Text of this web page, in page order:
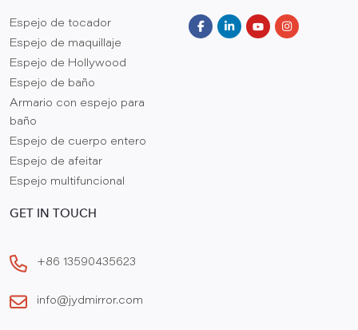
Espejo de tocador
Espejo de maquillaje
Espejo de Hollywood
Espejo de baño
Armario con espejo para
baño
Espejo de cuerpo entero
Espejo de afeitar
Espejo multifuncional
GET IN TOUCH
+86 13590435623
info@jydmirror.com